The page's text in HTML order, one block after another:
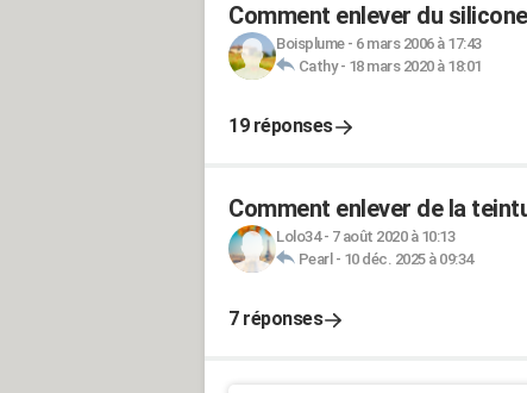
Comment enlever du
Boisplume- 6 mars 2006 à 17:43
Cathy- 18 mars 2020 à 18:01
19 réponses
Comment enlever de la
Lolo34- 7 août 2020 à 10:13
Pearl - 10 déc. 2025 à 09:34
7 réponses